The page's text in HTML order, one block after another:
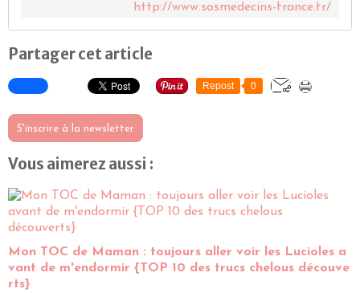
http://www.sosmedecins-france.fr/
Partager cet article
Repost 0
S'inscrire à la newsletter
Vous aimerez aussi :
Mon TOC de Maman : toujours aller voir les Lucioles a
vant de m'endormir {TOP 10 des trucs chelous découve
rts}